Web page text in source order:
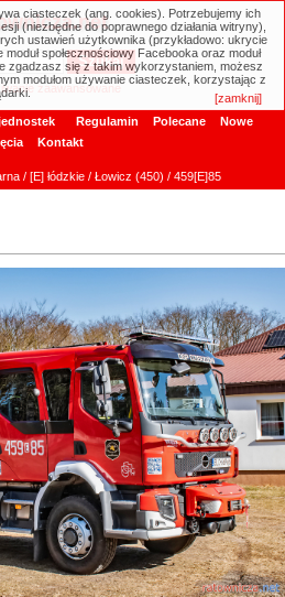
zaawansowane
Regulamin Polecane
Nowe
Kontakt
/ [E] łódzkie/ Łowicz (450) / 459[E]85
ciasteczek (ang. cookies). Potrzebujemy ich
(niezbędne do poprawnego działania witryny),
ustawień użytkownika (przykładowo: ukrycie
społecznościowy Facebooka oraz moduł
zgadzasz się z takim wykorzystaniem, możesz
modułom używanie ciasteczek, korzystając z
[zamknij]